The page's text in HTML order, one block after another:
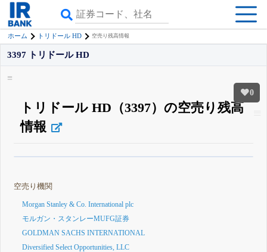
ホーム トリドール HD 空売り残高情報
0
3397 トリドール HD
トリドール HD（3397）の空売り残高
情報
登録すると永久30%OFFと米株版の先行利用も付きます
空売り機関
Morgan Stanley & Co. International plc
モルガン・スタンレーMUFG証券
GOLDMAN SACHS INTERNATIONAL
Diversified Select Opportunities, LLC